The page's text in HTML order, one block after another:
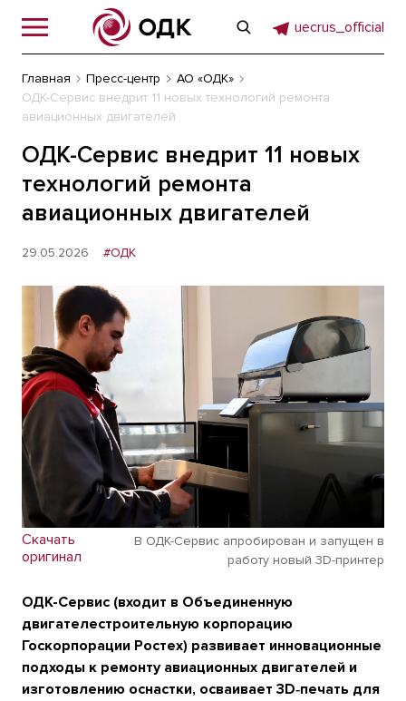
uecrus_official
Главная Пресс-центр
АО «ОДК»
ОДК-Сервис внедрит 11 новых технологий ремонта
авиационных двигателей
ОДК-Сервис внедрит 11 новых
технологий ремонта
авиационных двигателей
29.05.2026 #ОДК
Скачать
оригинал
В ОДК-Сервис апробирован и запущен в
работу новый 3D-принтер
ОДК-Сервис (входит в Объединенную
двигателестроительную корпорацию
Госкорпорации Ростех) развивает инновационные
подходы к ремонту авиационных двигателей и
изготовлению оснастки, осваивает 3D‑печать для